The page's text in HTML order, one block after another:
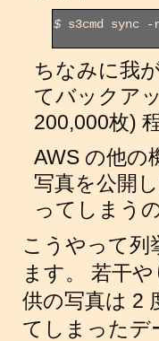
$ s3cmd sync -
ちなみに我
てバックア
200,000枚)
AWS の他の
写真を公開
ってしまう
こうやって列
ます。 若干
供の写真は 2
てしまったデ